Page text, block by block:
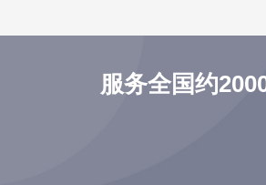
服务全国约